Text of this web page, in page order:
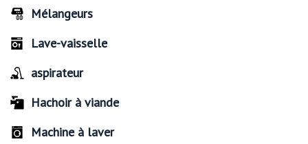
Mélangeurs
Lave-vaisselle
aspirateur
Hachoir à viande
Machine à laver